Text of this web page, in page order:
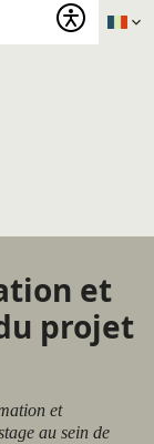
et
projet
et
au sein de